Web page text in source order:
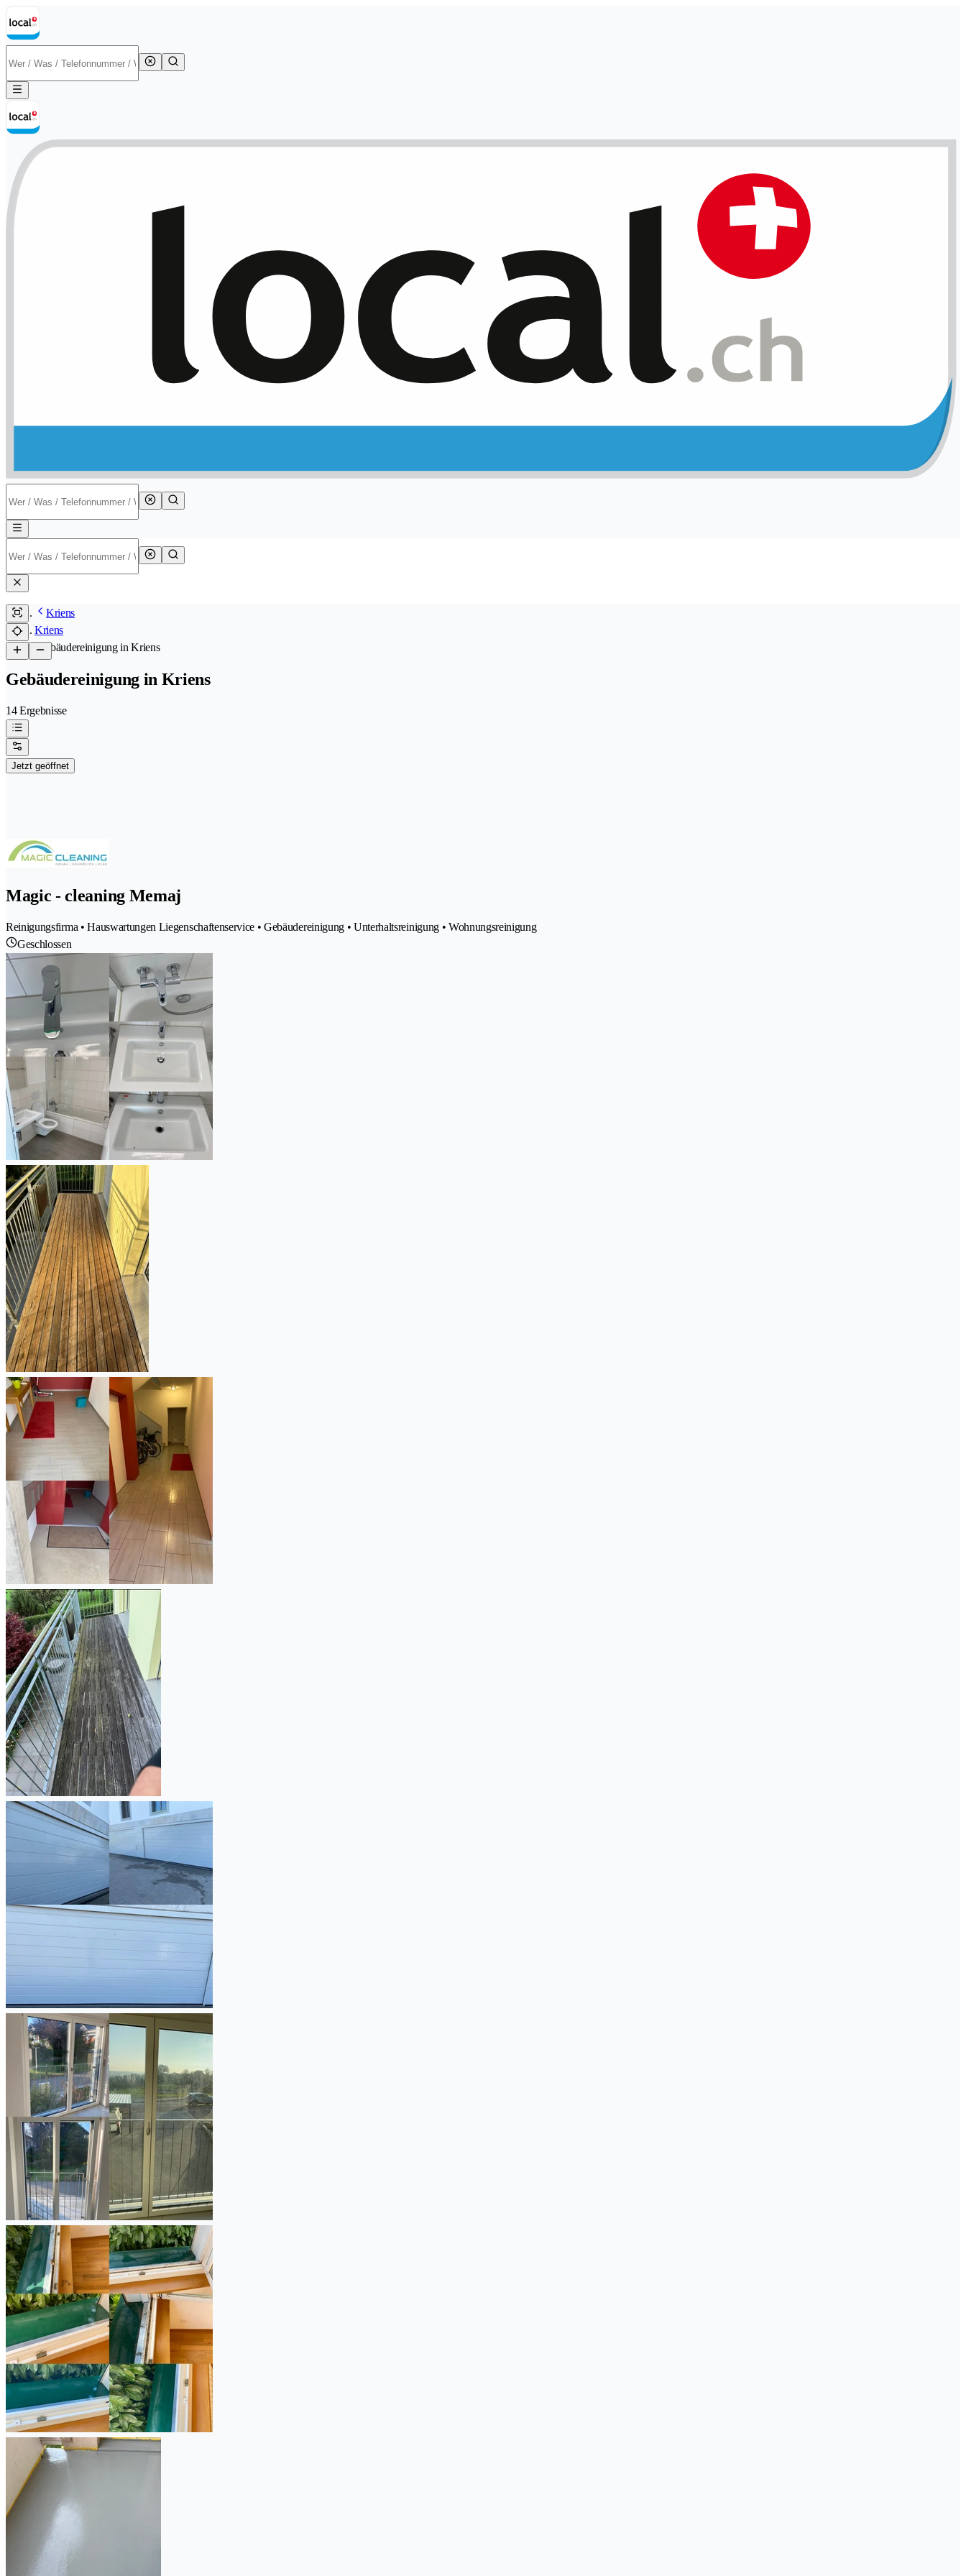
Kriens
Kriens
/Gebäudereinigung in Kriens
Gebäudereinigung in Kriens
14 Ergebnisse
Jetzt geöffnet
Magic - cleaning Memaj
Reinigungsfirma • Hauswartungen Liegenschaftenservice • Gebäudereinigung • Unterhaltsreinigung • Wohnungsreinigung
Geschlossen